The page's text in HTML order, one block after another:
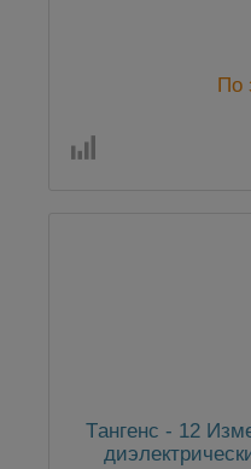
По
Tангенс - 12